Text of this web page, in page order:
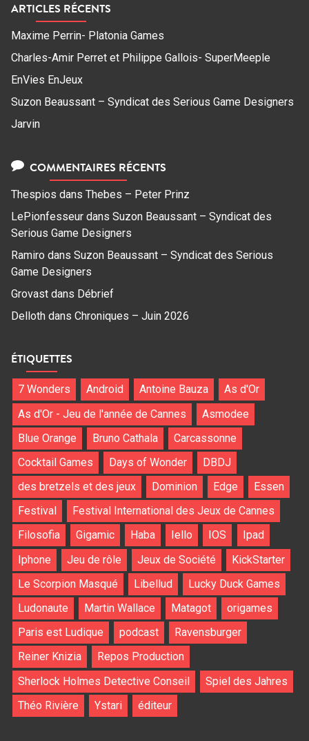
ARTICLES RÉCENTS
Maxime Perrin- Platonia Games
Charles-Amir Perret et Philippe Gallois- SuperMeeple
EnVies EnJeux
Suzon Beaussant – Syndicat des Serious Game Designers
Jarvin
COMMENTAIRES RÉCENTS
Thespios dans Thebes – Peter Prinz
LePionfesseur dans Suzon Beaussant – Syndicat des
Serious Game Designers
Ramiro dans Suzon Beaussant – Syndicat des Serious
Game Designers
Grovast dans Débrief
Delloth dans Chroniques – Juin 2026
ÉTIQUETTES
7 Wonders Android Antoine Bauza
As d'Or
As d'Or - Jeu de l'année de Cannes
Asmodee
Blue Orange
Bruno Cathala
Carcassonne
Cocktail Games
Days of Wonder
DBDJ
des bretzels et des jeux
Dominion Edge
Essen
Festival
Festival International des Jeux de Cannes
Filosofia
Gigamic Haba Iello IOS
Ipad
Iphone
Jeu de rôle Jeux de Société
KickStarter
Le Scorpion Masqué
Libellud
Lucky Duck Games
Ludonaute
Martin Wallace Matagot
origames
Paris est Ludique
podcast
Ravensburger
Reiner Knizia
Repos Production
Sherlock Holmes Detective Conseil
Spiel des Jahres
Théo Rivière
Ystari éditeur